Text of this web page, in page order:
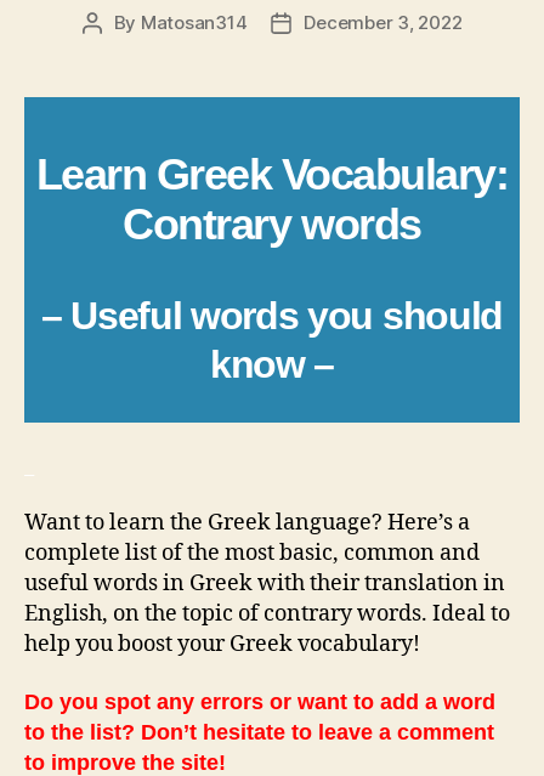
Post
By Matosan314
PostDecember 3, 2022
Learn Greek Vocabulary:
Contrary words
– Useful words you should
know –
Want to learn the Greek language? Here’s a
complete list of the most basic, common and
useful words in Greek with their translation in
English, on the topic of contrary words. Ideal to
help you boost your Greek vocabulary!
Do you spot any errors or want to add a word
to the list? Don’t hesitate to leave a comment
to improve the site!